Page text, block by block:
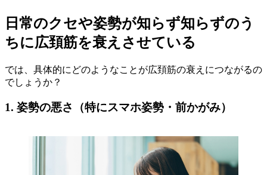
日常のクセや姿勢が知らず知らずのう
ちに広頚筋を衰えさせている
では、具体的にどのようなことが広頚筋の衰えにつながるの
でしょうか？
1. 姿勢の悪さ（特にスマホ姿勢・前かがみ）